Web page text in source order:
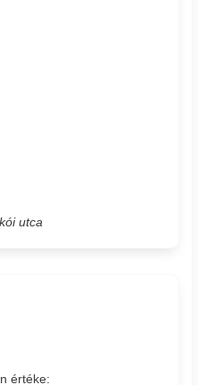
utca
értéke: